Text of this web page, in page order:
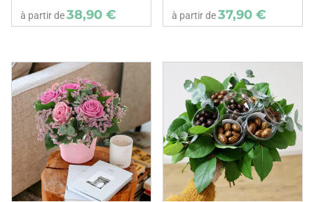
à partir de38,90 € à partir de37,90 €